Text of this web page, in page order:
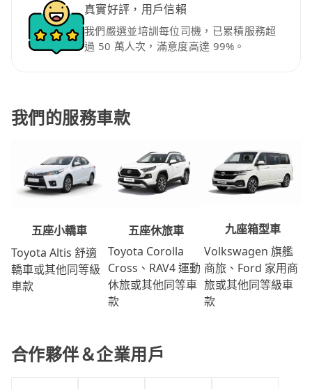
真實好評，用戶信賴
我們嚴選並培訓每位司機，已累積服務超
過 50 萬人次，滿意度高達 99%。
我們的服務車款
五座小轎車
Toyota Altis 舒適
轎車或其他同等級
車款
五座休旅車
Toyota Corolla
Cross、RAV4 運動
休旅或其他同等車
款
九座箱型車
Volkswagen 旗艦
商旅、Ford 家用商
旅或其他同等級車
款
合作夥伴＆企業用戶